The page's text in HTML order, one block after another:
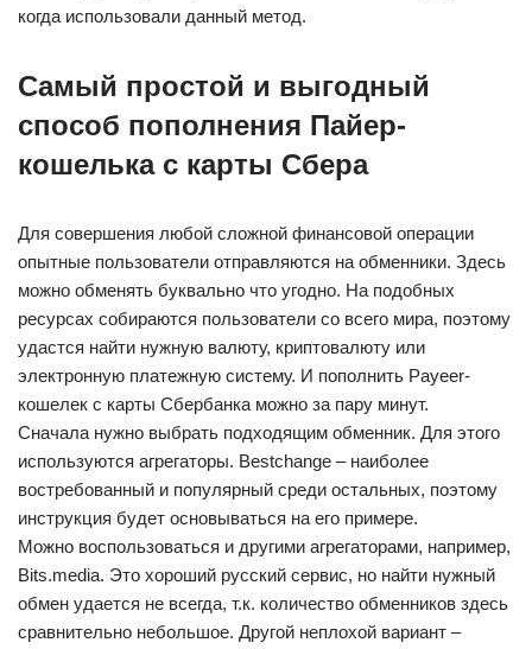
когда использовали данный метод.
Самый простой и выгодный
способ пополнения Пайер-
кошелька с карты Сбера
Для совершения любой сложной финансовой операции
опытные пользователи отправляются на обменники. Здесь
можно обменять буквально что угодно. На подобных
ресурсах собираются пользователи со всего мира, поэтому
удастся найти нужную валюту, криптовалюту или
электронную платежную систему. И пополнить Payeer-
кошелек с карты Сбербанка можно за пару минут.
Сначала нужно выбрать подходящим обменник. Для этого
используются агрегаторы. Bestchange – наиболее
востребованный и популярный среди остальных, поэтому
инструкция будет основываться на его примере.
Можно воспользоваться и другими агрегаторами, например,
Bits.media. Это хороший русский сервис, но найти нужный
обмен удается не всегда, т.к. количество обменников здесь
сравнительно небольшое. Другой неплохой вариант –